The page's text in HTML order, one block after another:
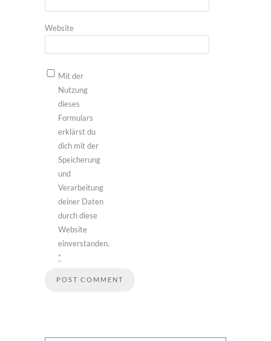
Website
Mit der
Nutzung
dieses
Formulars
erklärst du
dich mit der
Speicherung
und
Verarbeitung
deiner Daten
durch diese
Website
einverstanden.
*